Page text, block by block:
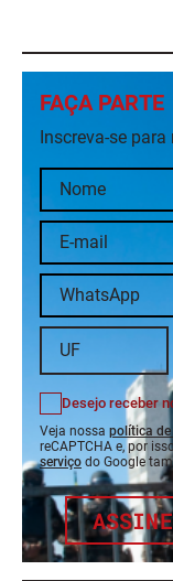
FAÇA PARTE
Inscreva-se
Desejo receber
Veja nossa política
reCAPTCHA e, por
serviço do Google